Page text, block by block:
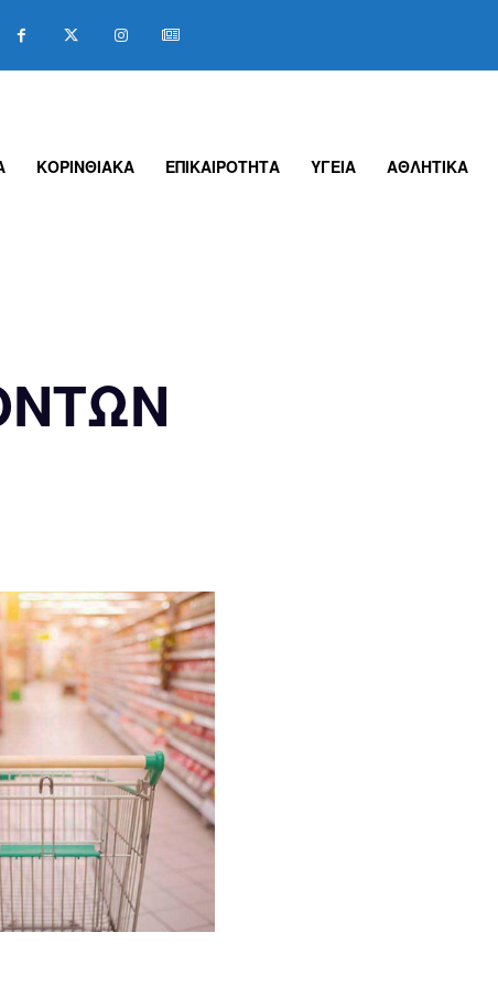
ΚΟΡΙΝΘΙΑΚΑ ΕΠΙΚΑΙΡΟΤΗΤΑ ΥΓΕΙΑ ΑΘΛΗΤΙΚΑ